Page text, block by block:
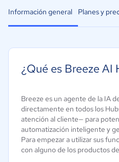
Información general Planes y
¿Qué es Breeze AI
Breeze es un agente de la IA
directamente en todos los
atención al cliente— para
automatización inteligente y
Para empezar a utilizar sus
con alguno de los productos